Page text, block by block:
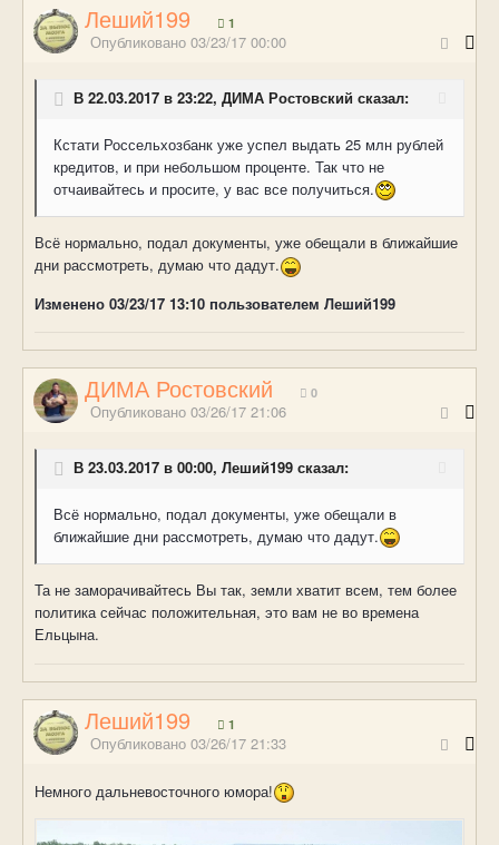
Леший199 1
Опубликовано 03/23/17 00:00
В 22.03.2017 в 23:22, ДИМА Ростовский сказал:
Кстати Россельхозбанк уже успел выдать 25 млн рублей
кредитов, и при небольшом проценте. Так что не
отчаивайтесь и просите, у вас все получиться.
Всё нормально, подал документы, уже обещали в ближайшие
дни рассмотреть, думаю что дадут.
Изменено 03/23/17 13:10 пользователем Леший199
ДИМА Ростовский 0
Опубликовано 03/26/17 21:06
В 23.03.2017 в 00:00, Леший199 сказал:
Всё нормально, подал документы, уже обещали в
ближайшие дни рассмотреть, думаю что дадут.
Та не заморачивайтесь Вы так, земли хватит всем, тем более
политика сейчас положительная, это вам не во времена
Ельцына.
Леший199 1
Опубликовано 03/26/17 21:33
Немного дальневосточного юмора!